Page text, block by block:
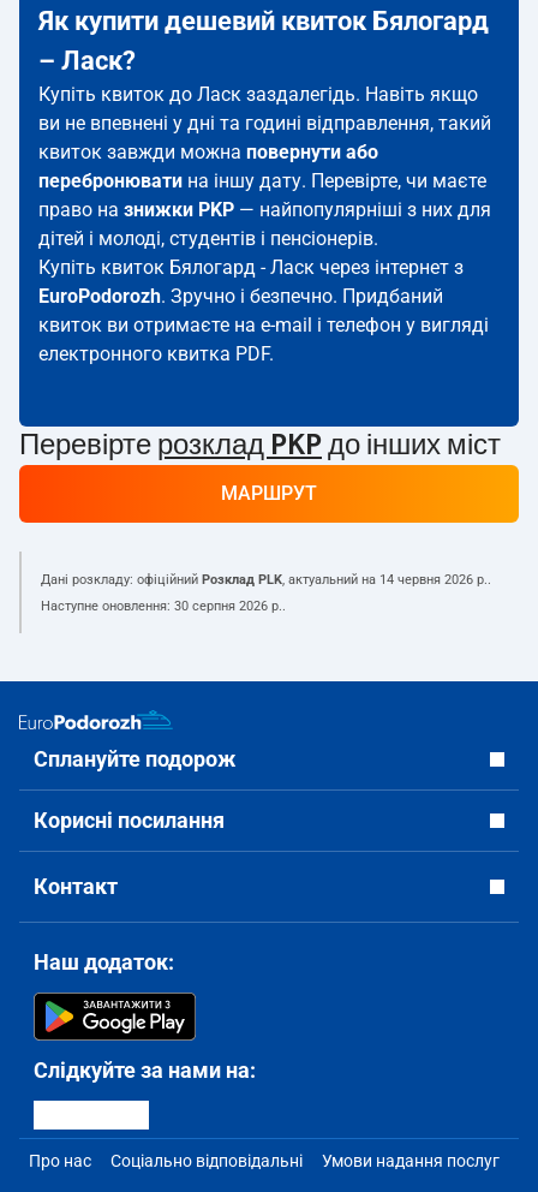
Як купити дешевий квиток Бялогард
– Ласк?
Купіть квиток до Ласк заздалегідь. Навіть якщо
ви не впевнені у дні та годині відправлення, такий
квиток завжди можна повернути або
перебронювати на іншу дату. Перевірте, чи маєте
право на знижки PKP — найпопулярніші з них для
дітей і молоді, студентів і пенсіонерів.
Купіть квиток Бялогард - Ласк через інтернет з
EuroPodorozh. Зручно і безпечно. Придбаний
квиток ви отримаєте на e-mail і телефон у вигляді
електронного квитка PDF.
Перевірте розклад PKP до інших міст
МАРШРУТ
Дані розкладу: офіційний Розклад PLK, актуальний на 14 червня 2026 р..
Наступне оновлення: 30 серпня 2026 р..
Сплануйте подорож
Корисні посилання
Контакт
Наш додаток:
Слідкуйте за нами на:
Про нас Соціально відповідальні Умови надання послуг